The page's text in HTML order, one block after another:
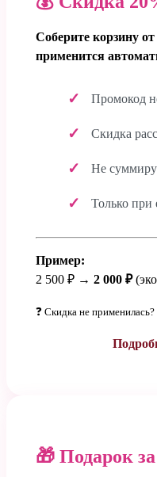
Соберите корзину
применится
Промокод
Скидка
Не
Только при
Пример:
2 500 ₽ → 2 000 ₽
❓ Скидка не
🎁 Подарок